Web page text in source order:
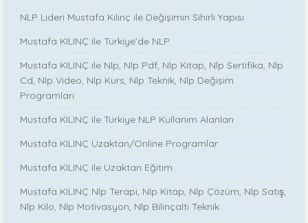
NLP Lideri Mustafa Kılınç ile Değişimin Sihirli Yapısı
Mustafa KILINÇ ile Türkiye’de NLP
Mustafa KILINÇ ile Nlp, Nlp Pdf, Nlp Kitap, Nlp Sertifika, Nlp
Cd, Nlp Video, Nlp Kurs, Nlp Teknik, Nlp Değişim
Programları
Mustafa KILINÇ ile Türkiye NLP Kullanım Alanları
Mustafa KILINÇ Uzaktan/Online Programlar
Mustafa KILINÇ ile Uzaktan Eğitim
Mustafa KILINÇ Nlp Terapi, Nlp Kitap, Nlp Çözüm, Nlp Satış,
Nlp Kilo, Nlp Motivasyon, Nlp Bilinçaltı Teknik